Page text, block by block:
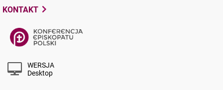
KONTAKT
WERSJA
Desktop